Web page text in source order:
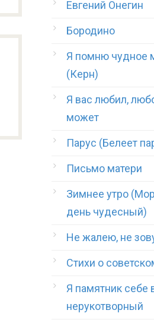
Евгений Онегин
Бородино
Я помню чудное
(Керн)
Я вас любил,
может
Парус (Белеет
Письмо матери
Зимнее утро
день чудесный)
Не жалею, не
Стихи о
Я памятник себе
нерукотворный